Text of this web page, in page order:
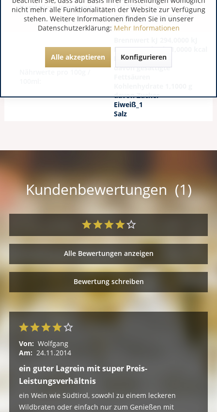
Hersteller / Importeur:
IT 37020 Dolcè
www.albinoarmani.com
Brennwert kcal 71,0000 kcal
Fett
davon gesättigte
davon Zucker
Eiweiß_1
Salz
Kundenbewertungen (1)
Alle Bewertungen anzeigen
Bewertung schreiben
Von: Wolfgang
Am: 24.11.2014
ein guter Lagrein mit super Preis-
Leistungsverhältnis
ein Wein wie Südtirol, sowohl zu einem leckeren
Wildbraten oder einfach nur zum Genießen mit
nicht mehr alle Funktionalitäten der Website zur Verfügung
stehen. Weitere Informationen finden Sie in unserer
Datenschutzerklärung: Mehr Informationen
Alle akzeptieren Konfigurieren